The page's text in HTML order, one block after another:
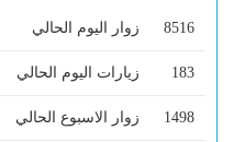
8516 زوار اليوم الحالي
183 زيارات اليوم الحالي
1498 زوار الاسبوع الحالي